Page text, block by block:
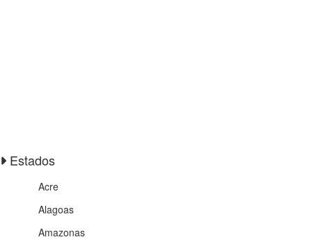
Estados
Acre
Alagoas
Amazonas